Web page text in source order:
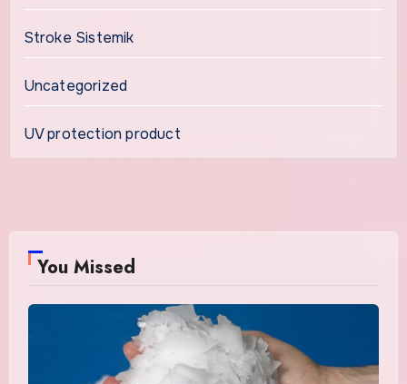
Stroke Sistemik
Uncategorized
UV protection product
You Missed